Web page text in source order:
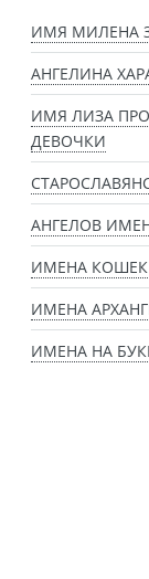
ИМЯ МИЛЕНА
АНГЕЛИНА
ИМЯ ЛИЗА
ДЕВОЧКИ
АНГЕЛОВ
ИМЕНА КОШЕК
ИМЕНА
ИМЕНА НА